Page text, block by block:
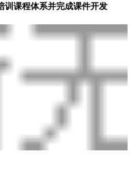
训课程体系并完成课件开发